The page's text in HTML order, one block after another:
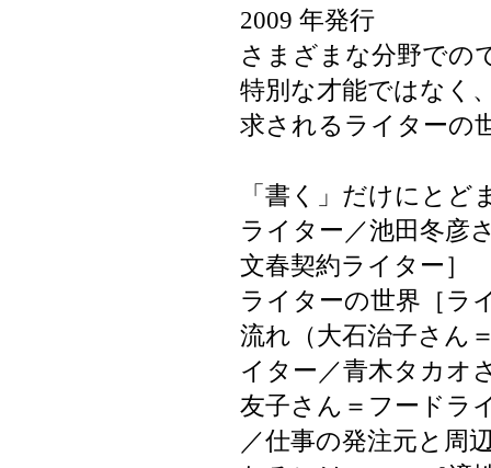
2009 年発行
さまざまな分野での
特別な才能ではなく
求されるライターの
「書く」だけにと
ライター／池田冬彦
文春契約ライター］
ライターの世界［ラ
流れ（大石治子さん
イター／青木タカオ
友子さん＝フードラ
／仕事の発注元と周